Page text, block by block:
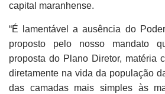
capital maranhense.
“É lamentável a ausência do
proposto pelo nosso mandato
proposta do Plano Diretor, matéria
diretamente na vida da população
das camadas mais simples às